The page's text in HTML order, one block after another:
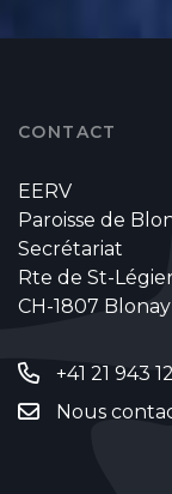
CONTACT
EERV
Paroisse de
Secrétariat
Rte de St-
CH-1807 Blonay
+41 21 943
Nous